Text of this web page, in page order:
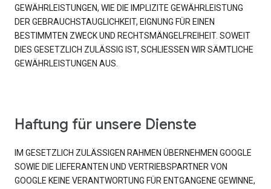
GEWÄHRLEISTUNGEN, WIE DIE IMPLIZITE GEWÄHRLEISTUNG
DER GEBRAUCHSTAUGLICHKEIT, EIGNUNG FÜR EINEN
BESTIMMTEN ZWECK UND RECHTSMÄNGELFREIHEIT. SOWEIT
DIES GESETZLICH ZULÄSSIG IST, SCHLIESSEN WIR SÄMTLICHE
GEWÄHRLEISTUNGEN AUS.
Haftung für unsere Dienste
IM GESETZLICH ZULÄSSIGEN RAHMEN ÜBERNEHMEN GOOGLE
SOWIE DIE LIEFERANTEN UND VERTRIEBSPARTNER VON
GOOGLE KEINE VERANTWORTUNG FÜR ENTGANGENE GEWINNE,